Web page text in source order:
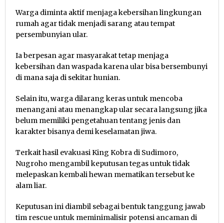
Warga diminta aktif menjaga kebersihan lingkungan
rumah agar tidak menjadi sarang atau tempat
persembunyian ular.
Ia berpesan agar masyarakat tetap menjaga
kebersihan dan waspada karena ular bisa bersembunyi
di mana saja di sekitar hunian.
Selain itu, warga dilarang keras untuk mencoba
menangani atau menangkap ular secara langsung jika
belum memiliki pengetahuan tentang jenis dan
karakter bisanya demi keselamatan jiwa.
Terkait hasil evakuasi King Kobra di Sudimoro,
Nugroho mengambil keputusan tegas untuk tidak
melepaskan kembali hewan mematikan tersebut ke
alam liar.
Keputusan ini diambil sebagai bentuk tanggung jawab
tim rescue untuk meminimalisir potensi ancaman di